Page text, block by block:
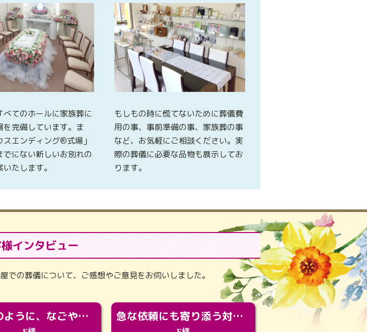
べてのホールに家族葬に
を完備しています。ま
スエンディング®式場」
でにない新しいお別れの
たします。
もしもの時に慌てないために葬儀費
用の事、事前準備の事、家族葬の事
など、お気軽にご相談ください。実
際の葬儀に必要な品物も展示してお
ります。
インタビュー
での葬儀について、ご感想やご意見をお伺いしました。
同窓会のように、なごやかに。92歳の旅立ちを彩った、再会と感謝の場 急な依頼にも寄り添う対応。メモリアルコーナーで振り返る大切な日々